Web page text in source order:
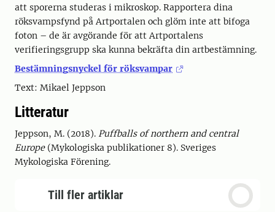
att sporerna studeras i mikroskop. Rapportera dina
röksvampsfynd på Artportalen och glöm inte att bifoga
foton – de är avgörande för att Artportalens
verifieringsgrupp ska kunna bekräfta din artbestämning.
Bestämningsnyckel för röksvampar
Text: Mikael Jeppson
Litteratur
Jeppson, M. (2018). Puffballs of northern and central
Europe(Mykologiska publikationer 8). Sveriges
Mykologiska Förening.
Till fler artiklar